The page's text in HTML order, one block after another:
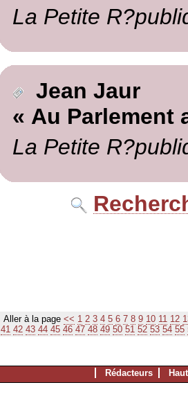
La Petite
Jean Jaur
« Au Parlement
La Petite
Aller à la page << 1 2 3 4 5 6 7 8 9 10 11 12
41 42 43 44 45 46 47 48 49 50 51 52 53 54 55
Rédacteurs